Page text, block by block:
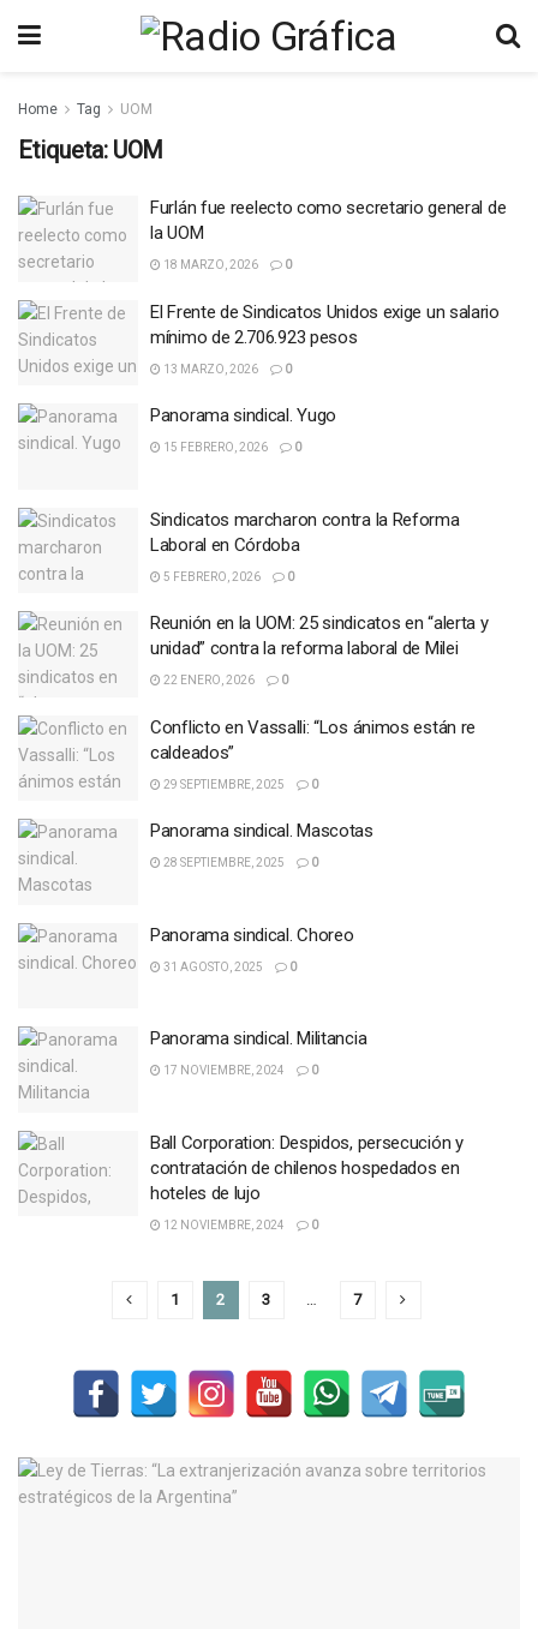
Home Tag UOM
Etiqueta: UOM
Furlán fue reelecto como secretario general de
la UOM
18 MARZO, 2026 0
El Frente de Sindicatos Unidos exige un salario
mínimo de 2.706.923 pesos
13 MARZO, 2026 0
Panorama sindical. Yugo
15 FEBRERO, 2026 0
Sindicatos marcharon contra la Reforma
Laboral en Córdoba
5 FEBRERO, 2026 0
Reunión en la UOM: 25 sindicatos en “alerta y
unidad” contra la reforma laboral de Milei
22 ENERO, 2026 0
Conflicto en Vassalli: “Los ánimos están re
caldeados”
29 SEPTIEMBRE, 2025 0
Panorama sindical. Mascotas
28 SEPTIEMBRE, 2025 0
Panorama sindical. Choreo
31 AGOSTO, 2025 0
Panorama sindical. Militancia
17 NOVIEMBRE, 2024 0
Ball Corporation: Despidos, persecución y
contratación de chilenos hospedados en
hoteles de lujo
12 NOVIEMBRE, 2024 0
1 2 3 7